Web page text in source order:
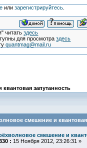
или зарегистрируйтесь.
читатьздесь
для просмотраздесь
quantmag@mail.ru
запутанность
смешение и
смешение и
: 15 Ноября 2012, 23:26:31 »